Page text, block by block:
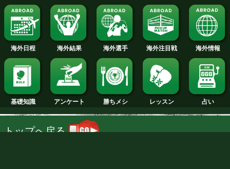
試合日程 試合結果 新人王 ランキング
TV･ネット欄 王者一覧 タイトル戦 階級別特集